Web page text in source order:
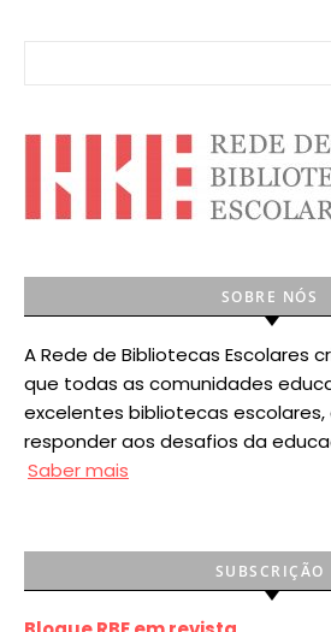
SOBRE NÓS
A Rede de Bibliotecas Escolares
que todas as comunidades
excelentes bibliotecas
responder aos desafios da
Saber mais
SUBSCRIÇÃO